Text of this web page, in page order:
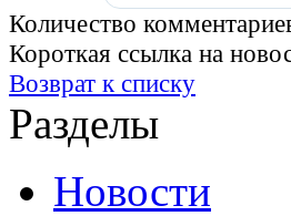
Количество
Короткая ссылка на
Возврат к списку
Разделы
Новости